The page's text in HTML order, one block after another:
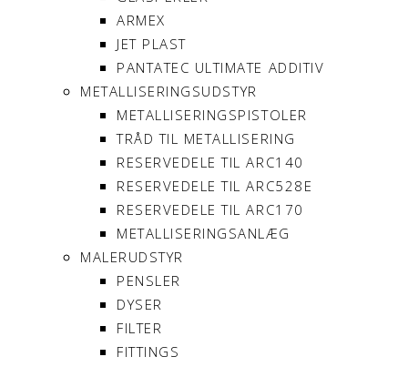
ARMEX
JET PLAST
PANTATEC ULTIMATE ADDITIV
METALLISERINGSUDSTYR
METALLISERINGSPISTOLER
TRÅD TIL METALLISERING
RESERVEDELE TIL ARC140
RESERVEDELE TIL ARC528E
RESERVEDELE TIL ARC170
METALLISERINGSANLÆG
MALERUDSTYR
PENSLER
DYSER
FILTER
FITTINGS